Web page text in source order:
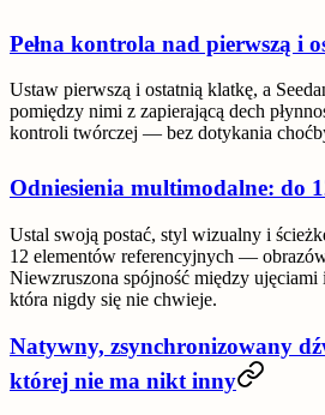
Pełna kontrola nad pierwszą i
Ustaw pierwszą i ostatnią klatkę, a
pomiędzy nimi z zapierającą dech
kontroli twórczej — bez dotykania
Odniesienia multimodalne: do
Ustal swoją postać, styl wizualny i
12 elementów referencyjnych —
Niewzruszona spójność między ujęciami
która nigdy się nie chwieje.
Natywny, zsynchronizowany
której nie ma nikt inny